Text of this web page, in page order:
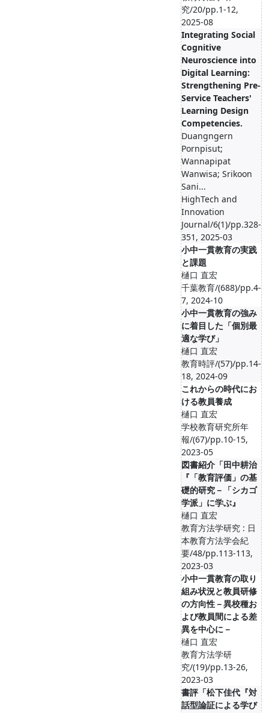
究/20/pp.1-12,
2025-08
Integrating Social
Cognitive
Neuroscience into
Digital Learning:
Strengthening Pre-
Service Teachers'
Learning Design
Competencies.
Duangngern
Pornpisut;
Wannapipat
Wanwisa; Srikoon
Sani...
HighTech and
Innovation
Journal/6(1)/pp.328-
351, 2025-03
小中一貫教育の実践
と課題
樋口 直宏
千葉教育/(688)/pp.4-
7, 2024-10
小中一貫教育の強み
に着目した「個別最
適な学び」
樋口 直宏
教育時評/(57)/pp.14-
18, 2024-09
これからの時代にお
ける教員養成
樋口 直宏
学校教育研究所年
報/(67)/pp.10-15,
2023-05
図書紹介「田中耕治
『「教育評価」の基
礎的研究－「シカゴ
学派」に学ぶ』
樋口 直宏
教育方法学研究 : 日
本教育方法学会紀
要/48/pp.113-113,
2023-03
小中一貫教育の取り
組み状況と教員研修
の方向性－異校種お
よび教員間による差
異を中心に－
樋口 直宏
教育方法学研
究/(19)/pp.13-26,
2023-03
書評「松下佳代『対
話型論証による学び